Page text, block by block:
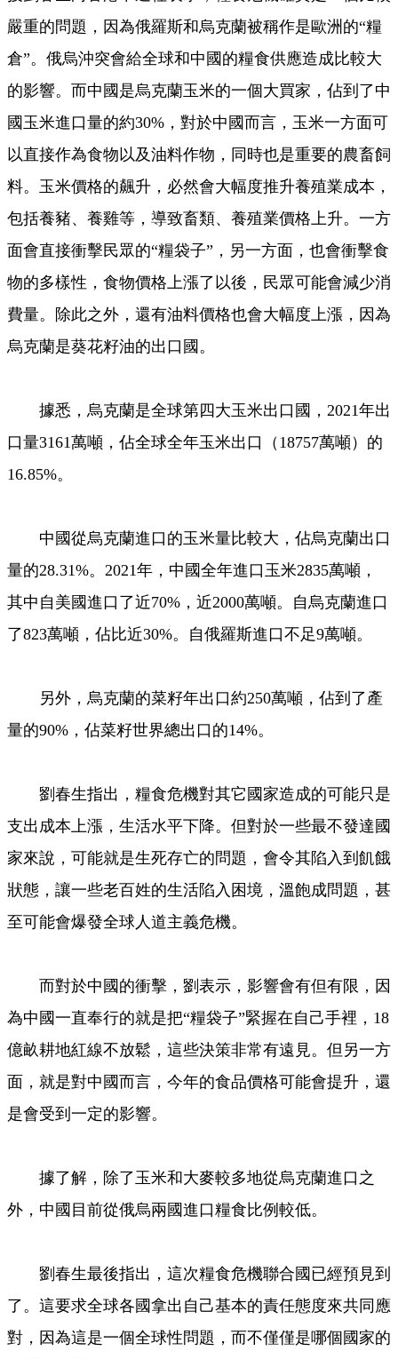
嚴重的問題，因為俄羅斯和烏克蘭被稱作是歐洲的“糧
倉”。俄烏沖突會給全球和中國的糧食供應造成比較大
的影響。而中國是烏克蘭玉米的一個大買家，佔到了中
國玉米進口量的約30%，對於中國而言，玉米一方面可
以直接作為食物以及油料作物，同時也是重要的農畜飼
料。玉米價格的飆升，必然會大幅度推升養殖業成本，
包括養豬、養雞等，導致畜類、養殖業價格上升。一方
面會直接衝擊民眾的“糧袋子”，另一方面，也會衝擊食
物的多樣性，食物價格上漲了以後，民眾可能會減少消
費量。除此之外，還有油料價格也會大幅度上漲，因為
烏克蘭是葵花籽油的出口國。
據悉，烏克蘭是全球第四大玉米出口國，2021年出
口量3161萬噸，佔全球全年玉米出口（18757萬噸）的
16.85%。
中國從烏克蘭進口的玉米量比較大，佔烏克蘭出口
量的28.31%。2021年，中國全年進口玉米2835萬噸，
其中自美國進口了近70%，近2000萬噸。自烏克蘭進口
了823萬噸，佔比近30%。自俄羅斯進口不足9萬噸。
另外，烏克蘭的菜籽年出口約250萬噸，佔到了產
量的90%，佔菜籽世界總出口的14%。
劉春生指出，糧食危機對其它國家造成的可能只是
支出成本上漲，生活水平下降。但對於一些最不發達國
家來說，可能就是生死存亡的問題，會令其陷入到飢餓
狀態，讓一些老百姓的生活陷入困境，溫飽成問題，甚
至可能會爆發全球人道主義危機。
而對於中國的衝擊，劉表示，影響會有但有限，因
為中國一直奉行的就是把“糧袋子”緊握在自己手裡，18
億畝耕地紅線不放鬆，這些決策非常有遠見。但另一方
面，就是對中國而言，今年的食品價格可能會提升，還
是會受到一定的影響。
據了解，除了玉米和大麥較多地從烏克蘭進口之
外，中國目前從俄烏兩國進口糧食比例較低。
劉春生最後指出，這次糧食危機聯合國已經預見到
了。這要求全球各國拿出自己基本的責任態度來共同應
對，因為這是一個全球性問題，而不僅僅是哪個國家的